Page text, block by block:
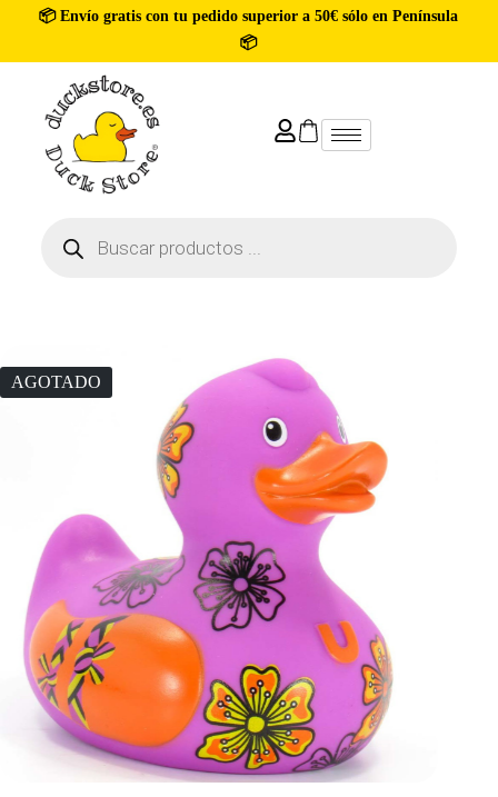
📦 Envío gratis con tu pedido superior a 50€ sólo en Península
📦
AGOTADO